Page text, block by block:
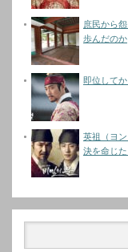
庶民から
歩んだのか
即位して
英祖（ヨ
決を命じた